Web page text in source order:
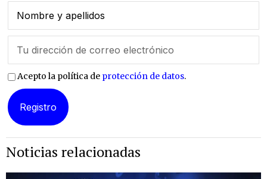
Acepto la política de protección de datos.
Noticias relacionadas